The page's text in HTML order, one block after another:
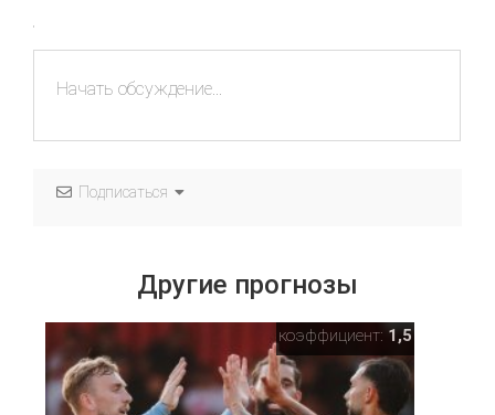
Подписаться
Другие прогнозы
коэффициент: 1,5